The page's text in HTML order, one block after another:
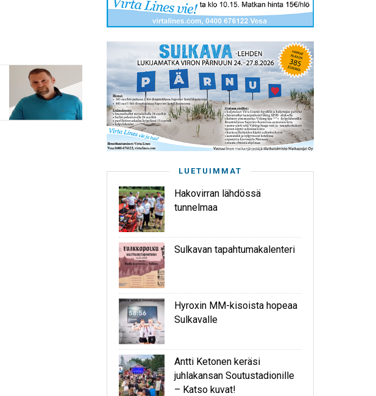
LUETUIMMAT
Hakovirran lähdössä
tunnelmaa
Sulkavan tapahtumakalenteri
Hyroxin MM-kisoista hopeaa
Sulkavalle
Antti Ketonen keräsi
juhlakansan Soutustadionille
– Katso kuvat!